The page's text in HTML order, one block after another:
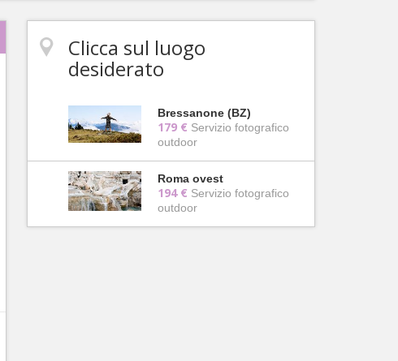
Clicca sul luogo
desiderato
Bressanone (BZ)
179 € Servizio fotografico
outdoor
Roma ovest
194 € Servizio fotografico
outdoor